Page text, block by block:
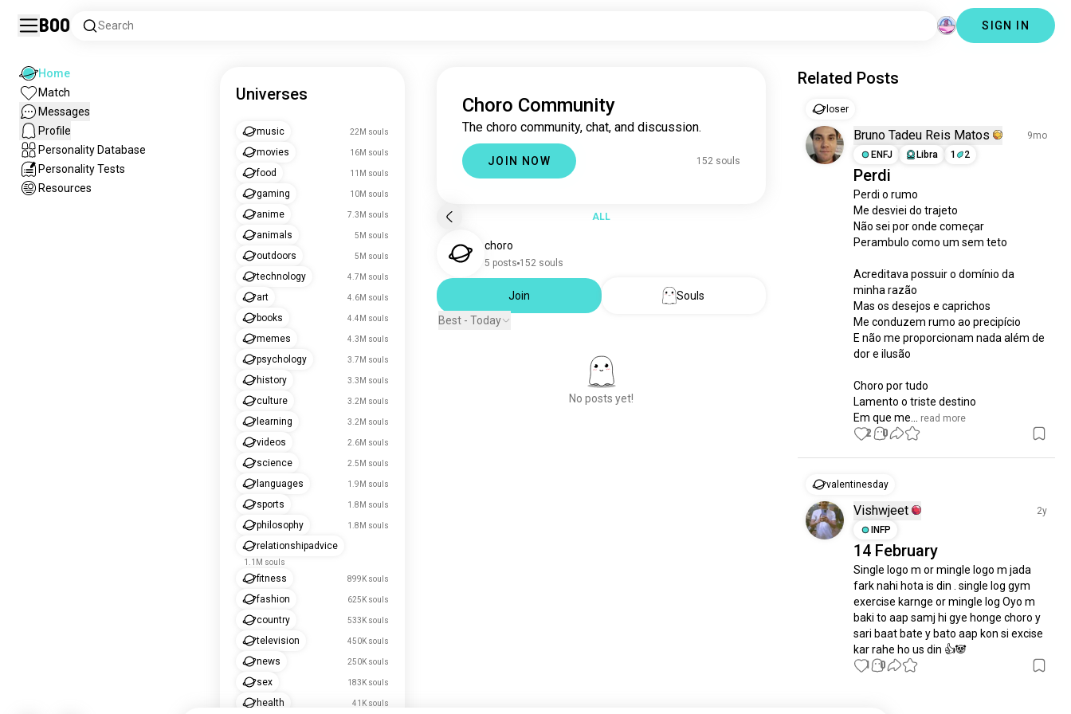
Boo Search SIGN IN
Home
Match
Messages
Profile
Personality Database
Personality Tests
Resources
Universes
music 22M souls
movies 16M souls
food 11M souls
gaming 10M souls
anime 7.3M souls
animals 5M souls
outdoors 5M souls
technology 4.7M souls
art 4.6M souls
books 4.4M souls
memes 4.3M souls
psychology 3.7M souls
history 3.3M souls
culture 3.2M souls
learning 3.2M souls
videos 2.6M souls
science 2.5M souls
languages 1.9M souls
sports 1.8M souls
philosophy 1.8M souls
relationshipadvice
1.1M souls
fitness 899K souls
fashion 625K souls
country 533K souls
television 450K souls
news 250K souls
sex 183K souls
health 41K souls
Choro Community
The choro community, chat, and discussion.
JOIN NOW 152 souls
ALL
choro
5 posts 152 souls
Join
Souls
Best - Today
No posts yet!
Related Posts
loser
Bruno Tadeu Reis Matos
9mo
ENFJ
Libra 1 2
Perdi
Perdi o rumo
Me desviei do trajeto
Não sei por onde começar
Perambulo como um sem teto
Acreditava possuir o domínio da
minha razão
Mas os desejos e caprichos
Me conduzem rumo ao precipício
E não me proporcionam nada além de
dor e ilusão
Choro por tudo
Lamento o triste destino
Em que me...
read more
2 0
valentinesday
Vishwjeet
2y
INFP
14 February
Single logo m or mingle logo m jada
fark nahi hota is din . single log gym
exercise karnge or mingle log Oyo m
baki to aap samj hi gye honge choro y
sari baat bate y bato aap kon si excise
kar rahe ho us din 👍🐼
1 0